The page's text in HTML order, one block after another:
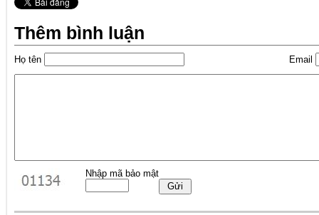
Thêm bình luận
Họ tên Email
Nhập mã bảo mật